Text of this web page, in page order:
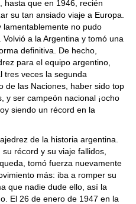
hasta que en 1946, recién
su tan ansiado viaje a Europa.
lamentablemente no pudo
a la Argentina y tomó una
definitiva. De hecho,
para el equipo argentino,
tres veces la segunda
de las Naciones, haber sido top
y ser campeón nacional ¡ocho
siendo un récord en la
de la historia argentina.
récord y su viaje fallidos,
tomó fuerza nuevamente
más: iba a romper su
que nadie dude ello, así la
El 26 de enero de 1947 en la